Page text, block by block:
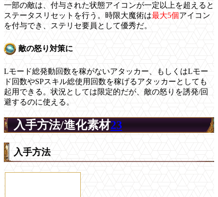
一部の敵は、付与された状態アイコンが一定以上を超えると
ステータスリセットを行う。時限大魔術は最大5個アイコン
を付与でき、ステリセ要員として優秀だ。
敵の怒り対策に
Lモード総発動回数を稼がないアタッカー、もしくはLモー
ド回数やSPスキル総使用回数を稼げるアタッカーとしても
起用できる。状況としては限定的だが、敵の怒りを誘発/回
避するのに使える。
入手方法/進化素材23
入手方法